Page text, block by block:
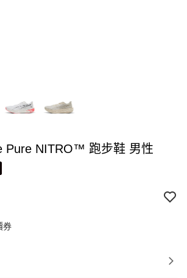
Pure NITRO™ 跑步鞋 男性
券